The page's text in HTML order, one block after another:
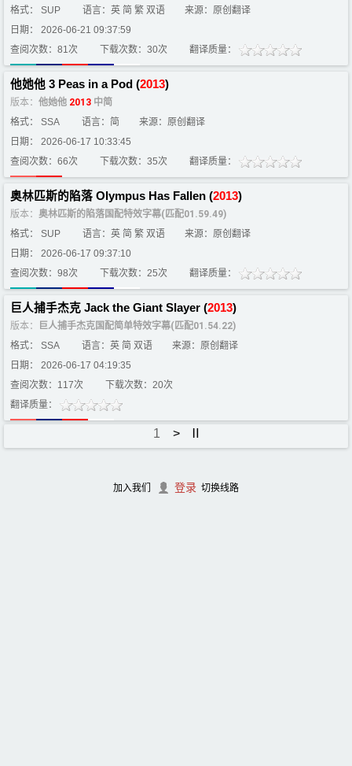
加入我们 登录 切换线路
格式： SUP
语言：英 简 繁 双语
来源：原创翻译
日期： 2026-06-21 09:37:59
查阅次数：81次
下载次数：30次 翻译质量：
他她他 3 Peas in a Pod (2013)
版本： 他她他 2013 中简
格式： SSA
语言：简
来源：原创翻译
日期： 2026-06-17 10:33:45
查阅次数：66次
下载次数：35次 翻译质量：
奥林匹斯的陷落 Olympus Has Fallen (2013)
版本： 奥林匹斯的陷落国配特效字幕(匹配01.59.49)
格式： SUP
语言：英 简 繁 双语
来源：原创翻译
日期： 2026-06-17 09:37:10
查阅次数：98次
下载次数：25次 翻译质量：
巨人捕手杰克 Jack the Giant Slayer (2013)
版本：
巨人捕手杰克国配简单特效字幕(匹配01.54.22)
格式： SSA
语言：英 简 双语
来源：原创翻译
日期： 2026-06-17 04:19:35
查阅次数：117次
下载次数：20次
翻译质量：
1 >